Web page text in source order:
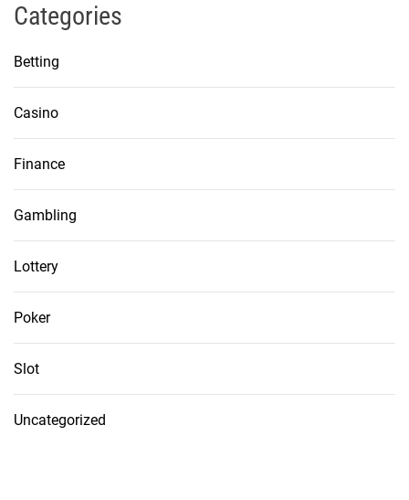
Categories
Betting
Casino
Finance
Gambling
Lottery
Poker
Slot
Uncategorized